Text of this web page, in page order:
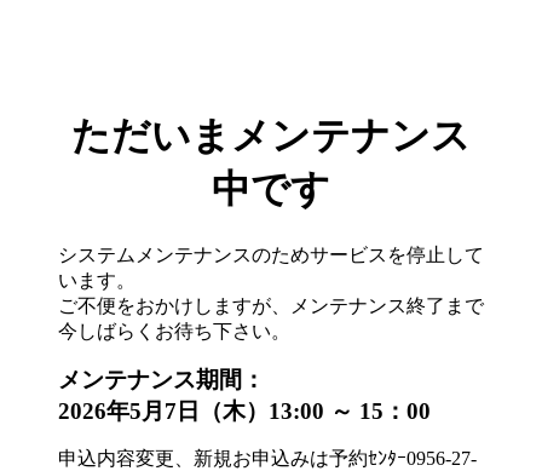
ただいまメンテナンス
中です
システムメンテナンスのためサービスを停止して
います。
ご不便をおかけしますが、メンテナンス終了まで
今しばらくお待ち下さい。
メンテナンス期間：
2026年5月7日（木）13:00 ～ 15：00
申込内容変更、新規お申込みは予約ｾﾝﾀｰ0956-27-